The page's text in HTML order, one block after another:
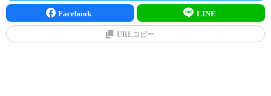
Facebook LINE
URLコピー